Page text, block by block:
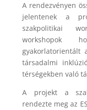
A rendezvényen
jelentenek a
szakpolitikai
workshopok
gyakorlatorientált
társadalmi
térségekben való
A projekt a
rendezte meg az